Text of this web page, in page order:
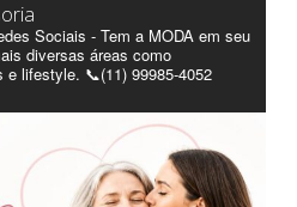
Sociais - Tem a MODA em seu
diversas áreas como
e lifestyle. 📞(11) 99985-4052